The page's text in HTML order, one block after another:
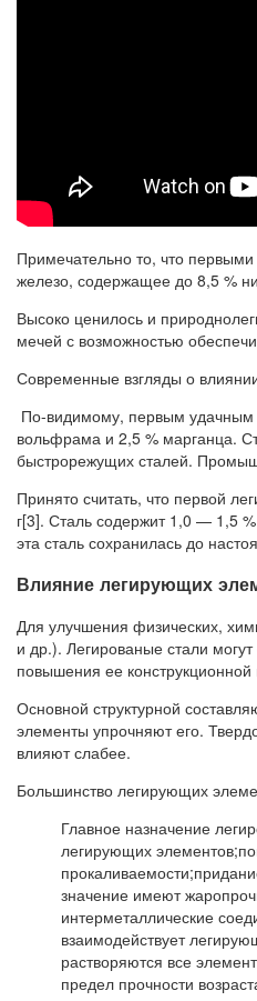
Примечательно то, что
железо, содержащее до 8,5 %
Высоко ценилось и
мечей с возможностью
Современные взгляды о
По-видимому, первым удачным
вольфрама и 2,5 % марганца.
быстрорежущих сталей.
Принято считать, что первой
г[3]. Сталь содержит 1,0 — 1,5
эта сталь сохранилась до
Влияние легирующих
Для улучшения физических,
и др.). Легированые стали
повышения ее конструкционной
Основной структурной
элементы упрочняют его.
влияют слабее.
Большинство легирующих
Главное назначение
легирующих
значение имеют
интерметаллические
взаимодействует
растворяются все
предел прочности